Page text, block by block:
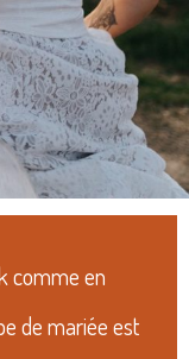
comme en
de mariée est